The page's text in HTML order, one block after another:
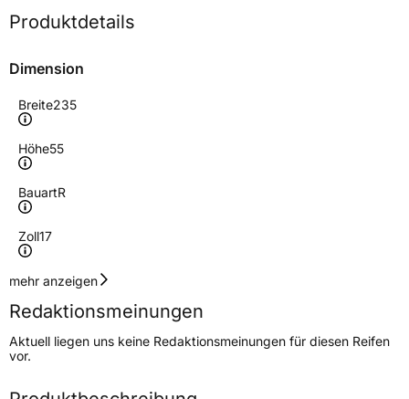
Produktdetails
Dimension
Breite235
Höhe55
BauartR
Zoll17
Geschwindigkeitsindex
Höchstgeschwindigkeit
240 km/h
Lastindex103
Höchstlast875 kg
mehr anzeigen
Redaktionsmeinungen
Aktuell liegen uns keine Redaktionsmeinungen für diesen Reifen
vor.